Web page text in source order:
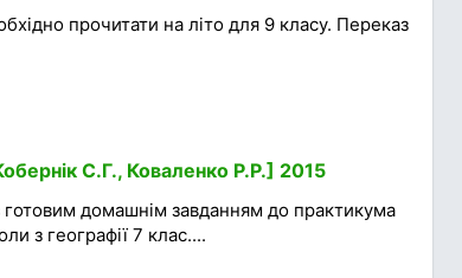
прочитати на літо для 9 класу. Переказ
С.Г., Коваленко Р.Р.] 2015
домашнім завданням до практикума
з географії 7 клас....